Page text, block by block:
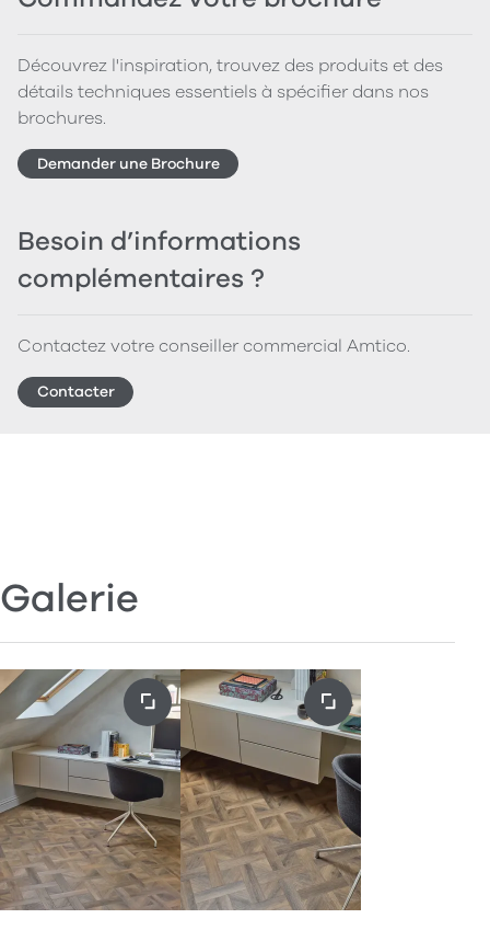
Découvrez l'inspiration, trouvez des produits et des
détails techniques essentiels à spécifier dans nos
brochures.
Demander une Brochure
Besoin d’informations
complémentaires ?
Contactez votre conseiller commercial Amtico.
Contacter
Galerie